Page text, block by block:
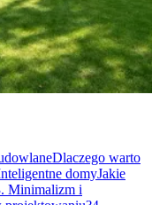
Dlaczego warto
domyJakie
Minimalizm i